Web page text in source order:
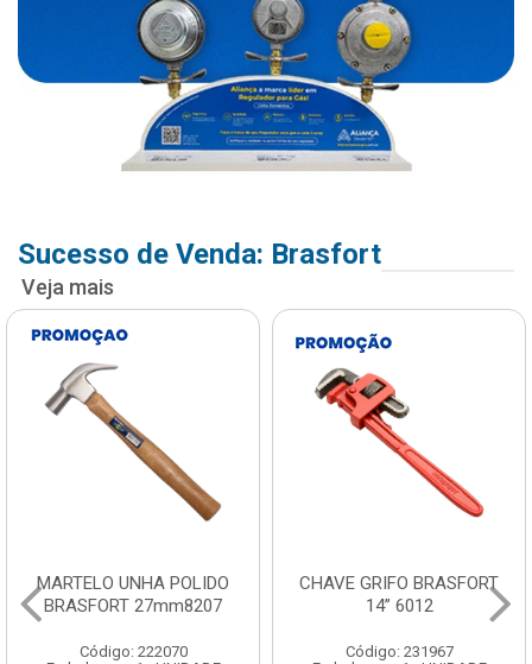
Sucesso de Venda: Brasfort
Veja mais
MARTELO UNHA POLIDO
BRASFORT 27mm8207
Código: 222070
CHAVE GRIFO BRASFORT
14” 6012
Código: 231967